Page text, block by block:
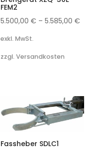
FEM2
5.500,00€ –5.585,00€
exkl. MwSt.
zzgl. Versandkosten
Fassheber SDLC1